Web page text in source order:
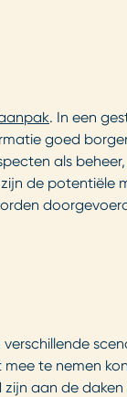
. In een
goed
als
de
te nemen
aan de